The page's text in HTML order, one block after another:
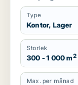
Type
Kontor, Lager
Storlek
300 - 1 000 m2
Max. per månad